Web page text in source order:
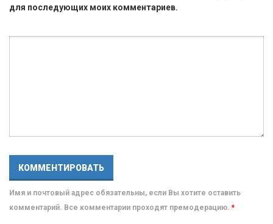
для последующих моих комментариев.
Имя и почтовый адрес обязательны, если Вы хотите оставить
комментарий. Все комментарии проходят премодерацию. *